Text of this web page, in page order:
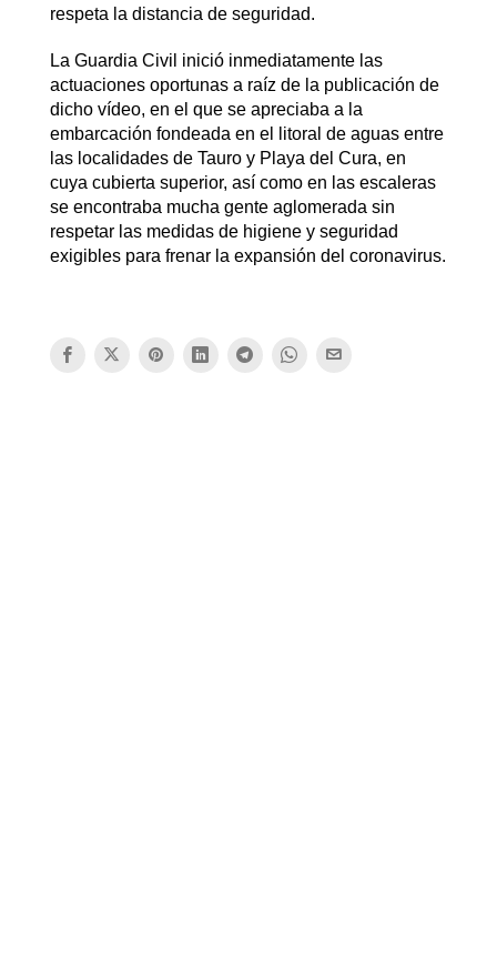
respeta la distancia de seguridad.
La Guardia Civil inició inmediatamente las
actuaciones oportunas a raíz de la publicación de
dicho vídeo, en el que se apreciaba a la
embarcación fondeada en el litoral de aguas entre
las localidades de Tauro y Playa del Cura, en
cuya cubierta superior, así como en las escaleras
se encontraba mucha gente aglomerada sin
respetar las medidas de higiene y seguridad
exigibles para frenar la expansión del coronavirus.